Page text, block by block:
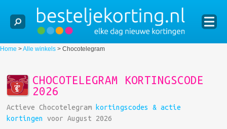
Home >Alle winkels > Chocotelegram
CHOCOTELEGRAM KORTINGSCODE
2026
Actieve Chocotelegram kortingscodes & actie
kortingen
voor August 2026